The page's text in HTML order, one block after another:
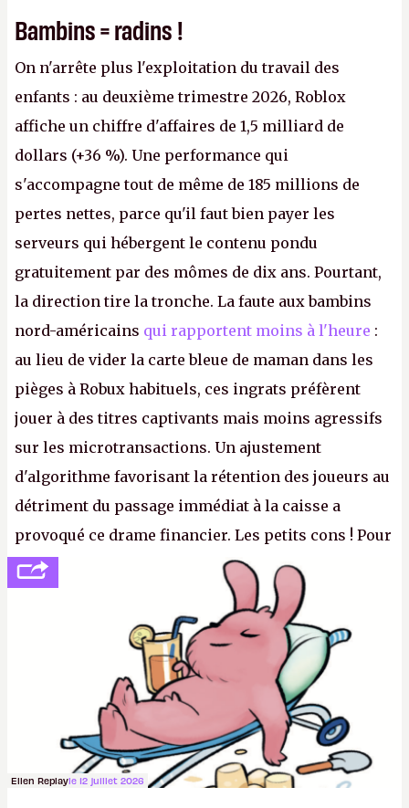
Bambins = radins !
On n'arrête plus l'exploitation du travail des
enfants : au deuxième trimestre 2026, Roblox
affiche un chiffre d'affaires de 1,5 milliard de
dollars (+36 %). Une performance qui
s'accompagne tout de même de 185 millions de
pertes nettes, parce qu'il faut bien payer les
serveurs qui hébergent le contenu pondu
gratuitement par des mômes de dix ans. Pourtant,
la direction tire la tronche. La faute aux bambins
nord-américains qui rapportent moins à l'heure :
au lieu de vider la carte bleue de maman dans les
pièges à Robux habituels, ces ingrats préfèrent
jouer à des titres captivants mais moins agressifs
sur les microtransactions. Un ajustement
d'algorithme favorisant la rétention des joueurs au
détriment du passage immédiat à la caisse a
provoqué ce drame financier. Les petits cons ! Pour
se consoler, le PDG David Baszucki peut compter
sur le déblocage du jeu en Russie et l'explosion des
joueurs majeurs (+32 %). L'avenir appartient donc
aux adultes, qui ne sont jamais que des enfants
avec du pouvoir d'achat.P.
Ellen Replayle 12 juillet 2026